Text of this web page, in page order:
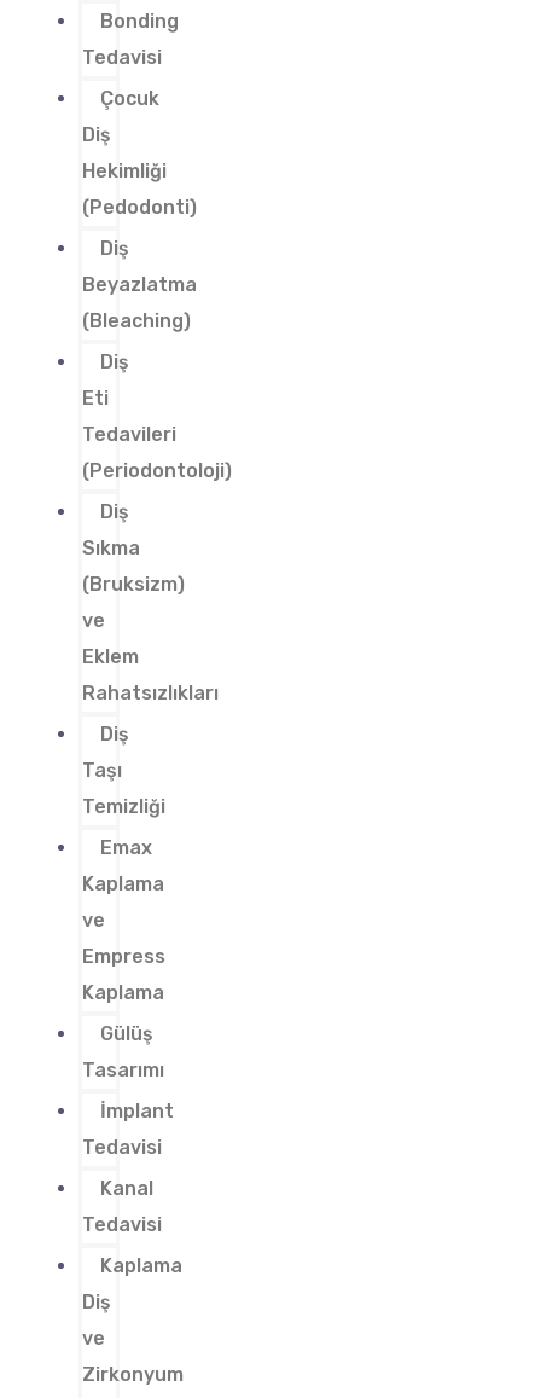
Bonding
Tedavisi
Çocuk
Diş
Hekimliği
(Pedodonti)
Diş
Beyazlatma
(Bleaching)
Diş
Eti
Tedavileri
(Periodontoloji)
Diş
Sıkma
(Bruksizm)
ve
Eklem
Rahatsızlıkları
Diş
Taşı
Temizliği
Emax
Kaplama
ve
Empress
Kaplama
Gülüş
Tasarımı
İmplant
Tedavisi
Kanal
Tedavisi
Kaplama
Diş
ve
Zirkonyum